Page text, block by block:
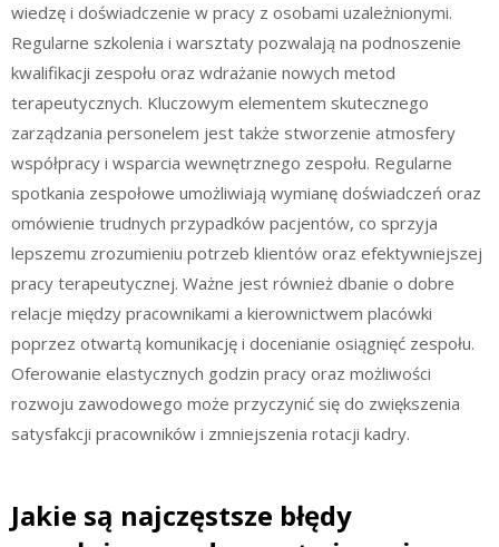
wiedzę i doświadczenie w pracy z osobami uzależnionymi.
Regularne szkolenia i warsztaty pozwalają na podnoszenie
kwalifikacji zespołu oraz wdrażanie nowych metod
terapeutycznych. Kluczowym elementem skutecznego
zarządzania personelem jest także stworzenie atmosfery
współpracy i wsparcia wewnętrznego zespołu. Regularne
spotkania zespołowe umożliwiają wymianę doświadczeń oraz
omówienie trudnych przypadków pacjentów, co sprzyja
lepszemu zrozumieniu potrzeb klientów oraz efektywniejszej
pracy terapeutycznej. Ważne jest również dbanie o dobre
relacje między pracownikami a kierownictwem placówki
poprzez otwartą komunikację i docenianie osiągnięć zespołu.
Oferowanie elastycznych godzin pracy oraz możliwości
rozwoju zawodowego może przyczynić się do zwiększenia
satysfakcji pracowników i zmniejszenia rotacji kadry.
Jakie są najczęstsze błędy